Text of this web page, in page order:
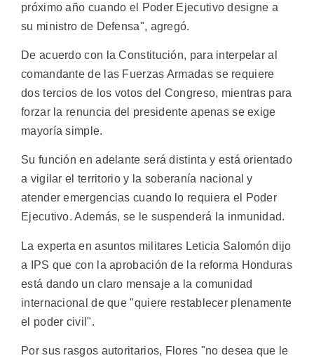
próximo año cuando el Poder Ejecutivo designe a
su ministro de Defensa", agregó.
De acuerdo con la Constitución, para interpelar al
comandante de las Fuerzas Armadas se requiere
dos tercios de los votos del Congreso, mientras para
forzar la renuncia del presidente apenas se exige
mayoría simple.
Su función en adelante será distinta y está orientado
a vigilar el territorio y la soberanía nacional y
atender emergencias cuando lo requiera el Poder
Ejecutivo. Además, se le suspenderá la inmunidad.
La experta en asuntos militares Leticia Salomón dijo
a IPS que con la aprobación de la reforma Honduras
está dando un claro mensaje a la comunidad
internacional de que "quiere restablecer plenamente
el poder civil".
Por sus rasgos autoritarios, Flores "no desea que le